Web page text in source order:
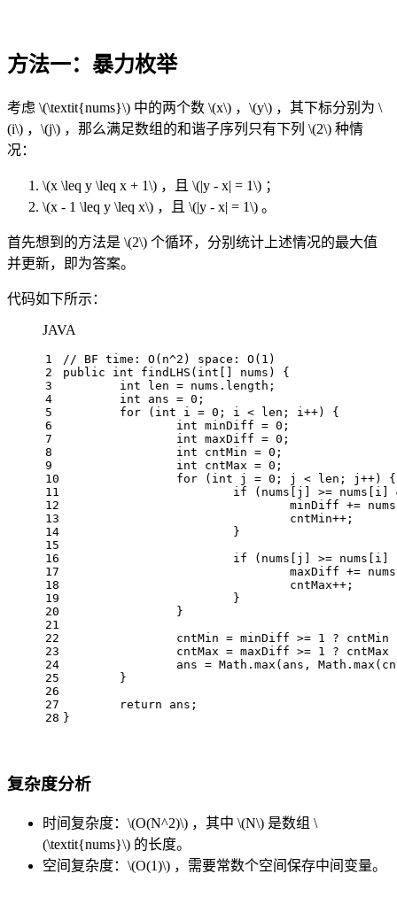
方法一：暴力枚举
考虑 \(\textit{nums}\) 中的两个数 \(x\) ， \(y\) ，其下标分别为 \
(i\) ， \(j\) ，那么满足数组的和谐子序列只有下列 \(2\) 种情
况：
\(x \leq y \leq x + 1\) ，且 \(|y - x| = 1\) ；
\(x - 1 \leq y \leq x\) ，且 \(|y - x| = 1\) 。
首先想到的方法是 \(2\) 个循环，分别统计上述情况的最大值
并更新，即为答案。
代码如下所示：
JAVA
1
2
3
4
5
6
7
8
9
10
11
12
13
14
15
16
17
18
19
20
21
22
23
24
25
26
27
28
// BF time: O(n^2) space: O(1)
public
int findLHS ( int [] nums)
{
int
len = nums.length;
int
ans = 0 ;
for ( int i = 0 ; i < len; i++) {
int minDiff = 0 ;
int maxDiff = 0 ;
int
cntMin = 0 ;
int
cntMax = 0 ;
for ( int j = 0 ; j < len; j++) {
if (nums[j] >= nums[i]
minDiff +=
				cntMin++;
			}
if (nums[j] >=
maxDiff +=
				cntMax++;
			}
		}
		cntMin = minDiff >=
1
?
		cntMax = maxDiff >=
1
?
ans = Math.max(ans,
	}
return ans;
}
复杂度分析
时间复杂度： \(O(N^2)\) ，其中 \(N\) 是数组 \
(\textit{nums}\) 的长度。
空间复杂度： \(O(1)\) ，需要常数个空间保存中间变量。